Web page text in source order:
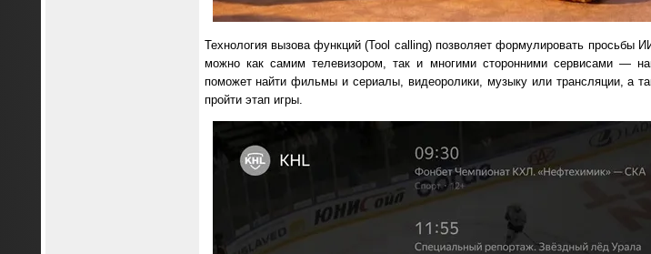
Технология вызова функций (Tool calling) позволяет формулировать просьбы
можно как самим телевизором, так и многими сторонними сервисами —
поможет найти фильмы и сериалы, видеоролики, музыку или трансляции, а
пройти этап игры.